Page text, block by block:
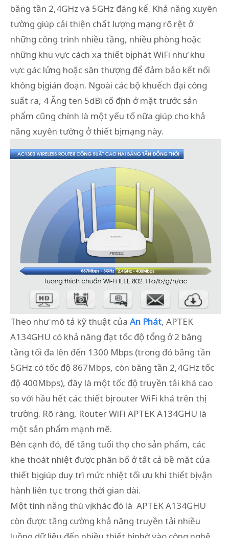
băng tần 2,4GHz và 5GHz đáng kể. Khả năng xuyên
tường giúp cải thiện chất lượng mạng rõ rệt ở
những công trình nhiều tầng, nhiều phòng hoặc
những khu vực cách xa thiết bị phát WiFi như khu
vực gác lửng hoặc sân thượng để đảm bảo kết nối
không bị gián đoạn. Ngoài các bộ khuếch đại công
suất ra, 4 Ăng ten 5dBi cố định ở mặt trước sản
phẩm cũng chính là một yếu tố nữa giúp cho khả
năng xuyên tường ở thiết bị mạng này.
Theo như mô tả kỹ thuật của An Phát, APTEK
A134GHU có khả năng đạt tốc độ tổng ở 2 băng
tầng tối đa lên đến 1300 Mbps (trong đó băng tần
5GHz có tốc độ 867Mbps, còn băng tần 2,4GHz tốc
độ 400Mbps), đây là một tốc độ truyền tải khá cao
so với hầu hết các thiết bị router WiFi khá trên thị
trường. Rõ ràng, Router WiFi APTEK A134GHU là
một sản phẩm mạnh mẽ.
Bên cạnh đó, để tăng tuổi thọ cho sản phẩm, các
khe thoát nhiệt được phân bố ở tất cả bề mặt của
thiết bị giúp duy trì mức nhiệt tối ưu khi thiết bị vận
hành liên tục trong thời gian dài.
Một tính năng thú vị khác đó là APTEK A134GHU
còn được tăng cường khả năng truyền tải nhiều